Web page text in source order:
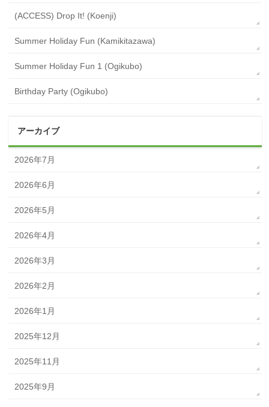
(ACCESS) Drop It! (Koenji)
Summer Holiday Fun (Kamikitazawa)
Summer Holiday Fun 1 (Ogikubo)
Birthday Party (Ogikubo)
アーカイブ
2026年7月
2026年6月
2026年5月
2026年4月
2026年3月
2026年2月
2026年1月
2025年12月
2025年11月
2025年9月